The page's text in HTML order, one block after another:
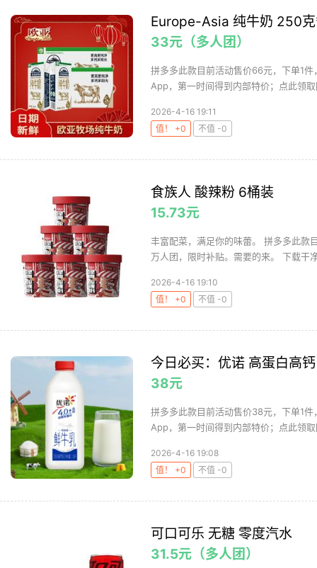
Europe-Asia 纯牛奶 250
33元（多人团）
拼多多此款目前活动售价66元，下单1
App，第一时间得到内部特价；点此领
2026-4-16 19:11
值！ +0
不值 -0
食族人 酸辣粉 6桶装
15.73元
丰富配菜，满足你的味蕾。 拼多多此款
万人团，限时补贴。需要的来。 下载干
2026-4-16 19:10
值！ +0
不值 -0
今日必买：优诺 高蛋白高
38元
拼多多此款目前活动售价38元，下单1
App，第一时间得到内部特价；点此领
2026-4-16 19:08
值！ +0
不值 -0
可口可乐 无糖 零度汽水
31.5元（多人团）